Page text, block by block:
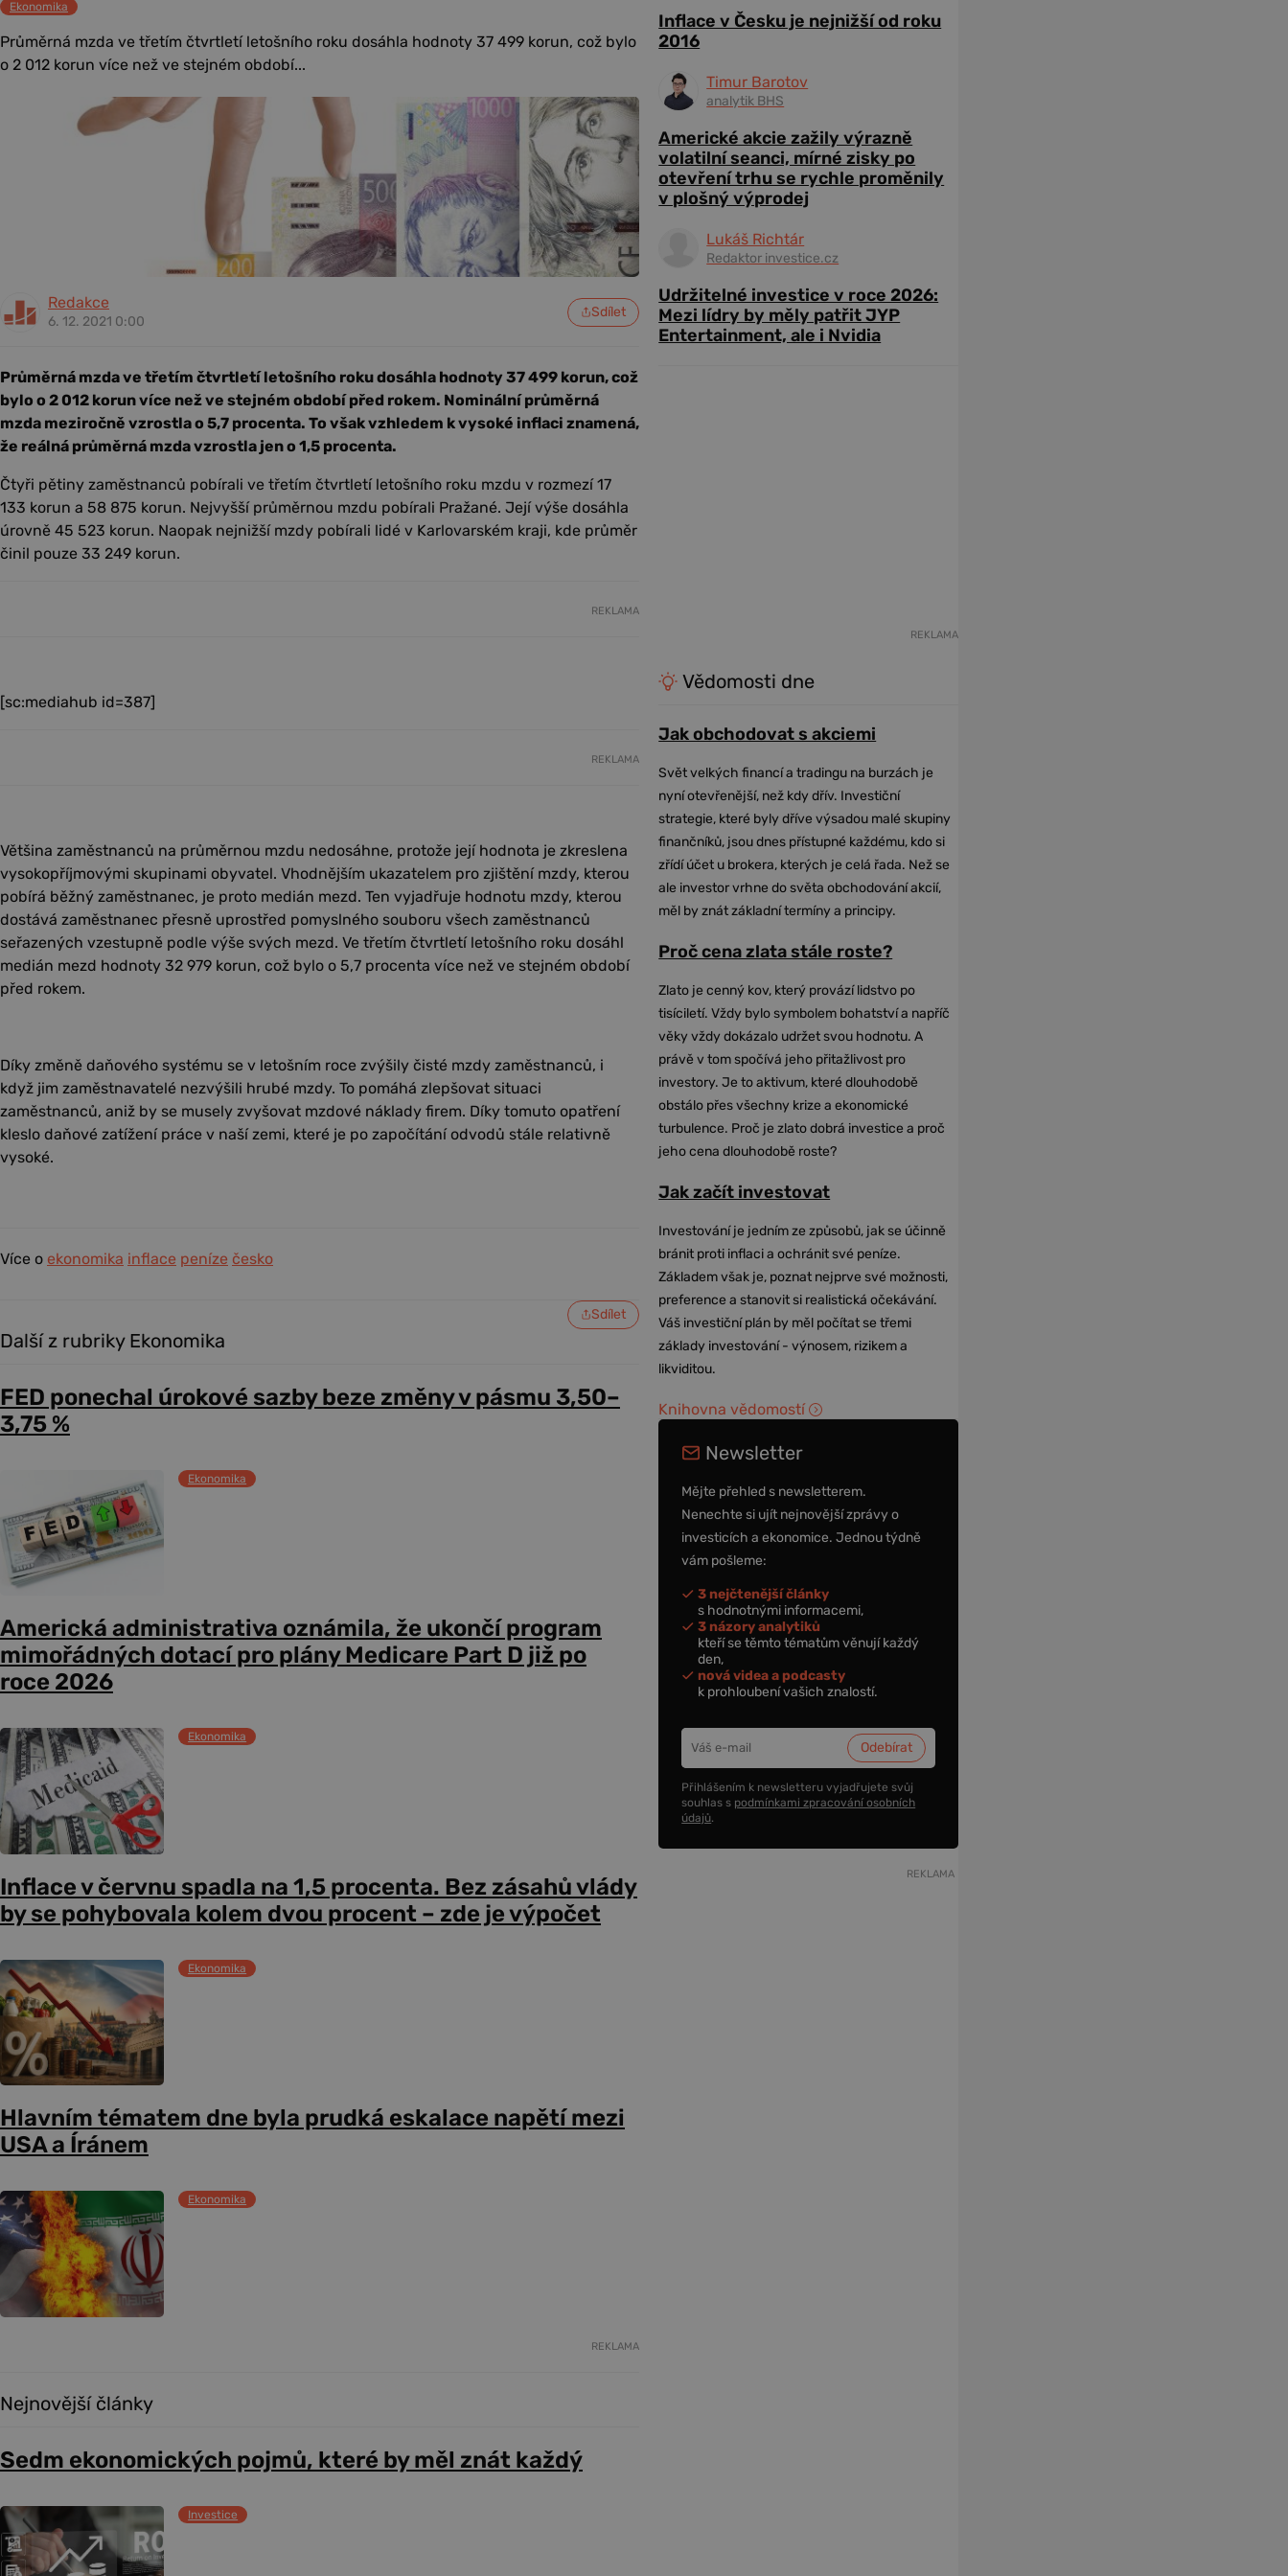
Ekonomika
Průměrná mzda ve třetím čtvrtletí letošního roku dosáhla hodnoty 37 499 korun, což bylo
o 2 012 korun více než ve stejném období...
Redakce
6. 12. 2021 0:00
Sdílet
Průměrná mzda ve třetím čtvrtletí letošního roku dosáhla hodnoty 37 499 korun, což
bylo o 2 012 korun více než ve stejném období před rokem. Nominální průměrná
mzda meziročně vzrostla o 5,7 procenta. To však vzhledem k vysoké inflaci znamená,
že reálná průměrná mzda vzrostla jen o 1,5 procenta.
Čtyři pětiny zaměstnanců pobírali ve třetím čtvrtletí letošního roku mzdu v rozmezí 17
133 korun a 58 875 korun. Nejvyšší průměrnou mzdu pobírali Pražané. Její výše dosáhla
úrovně 45 523 korun. Naopak nejnižší mzdy pobírali lidé v Karlovarském kraji, kde průměr
činil pouze 33 249 korun.
REKLAMA
[sc:mediahub id=387]
REKLAMA
Většina zaměstnanců na průměrnou mzdu nedosáhne, protože její hodnota je zkreslena
vysokopříjmovými skupinami obyvatel. Vhodnějším ukazatelem pro zjištění mzdy, kterou
pobírá běžný zaměstnanec, je proto medián mezd. Ten vyjadřuje hodnotu mzdy, kterou
dostává zaměstnanec přesně uprostřed pomyslného souboru všech zaměstnanců
seřazených vzestupně podle výše svých mezd. Ve třetím čtvrtletí letošního roku dosáhl
medián mezd hodnoty 32 979 korun, což bylo o 5,7 procenta více než ve stejném období
před rokem.
Díky změně daňového systému se v letošním roce zvýšily čisté mzdy zaměstnanců, i
když jim zaměstnavatelé nezvýšili hrubé mzdy. To pomáhá zlepšovat situaci
zaměstnanců, aniž by se musely zvyšovat mzdové náklady firem. Díky tomuto opatření
kleslo daňové zatížení práce v naší zemi, které je po započítání odvodů stále relativně
vysoké.
Více o ekonomika inflace peníze česko
Sdílet
Další z rubriky Ekonomika
FED ponechal úrokové sazby beze změny v pásmu 3,50–
3,75 %
Ekonomika
Americká administrativa oznámila, že ukončí program
mimořádných dotací pro plány Medicare Part D již po
roce 2026
Ekonomika
Inflace v červnu spadla na 1,5 procenta. Bez zásahů vlády
by se pohybovala kolem dvou procent – zde je výpočet
Ekonomika
Hlavním tématem dne byla prudká eskalace napětí mezi
USA a Íránem
Ekonomika
REKLAMA
Nejnovější články
Sedm ekonomických pojmů, které by měl znát každý
Investice
Inflace v Česku je nejnižší od roku
2016
Timur Barotov
analytik BHS
Americké akcie zažily výrazně
volatilní seanci, mírné zisky po
otevření trhu se rychle proměnily
v plošný výprodej
Lukáš Richtár
Redaktor investice.cz
Udržitelné investice v roce 2026:
Mezi lídry by měly patřit JYP
Entertainment, ale i Nvidia
REKLAMA
Vědomosti dne
Jak obchodovat s akciemi
Svět velkých financí a tradingu na burzách je
nyní otevřenější, než kdy dřív. Investiční
strategie, které byly dříve výsadou malé skupiny
finančníků, jsou dnes přístupné každému, kdo si
zřídí účet u brokera, kterých je celá řada. Než se
ale investor vrhne do světa obchodování akcií,
měl by znát základní termíny a principy.
Proč cena zlata stále roste?
Zlato je cenný kov, který provází lidstvo po
tisíciletí. Vždy bylo symbolem bohatství a napříč
věky vždy dokázalo udržet svou hodnotu. A
právě v tom spočívá jeho přitažlivost pro
investory. Je to aktivum, které dlouhodobě
obstálo přes všechny krize a ekonomické
turbulence. Proč je zlato dobrá investice a proč
jeho cena dlouhodobě roste?
Jak začít investovat
Investování je jedním ze způsobů, jak se účinně
bránit proti inflaci a ochránit své peníze.
Základem však je, poznat nejprve své možnosti,
preference a stanovit si realistická očekávání.
Váš investiční plán by měl počítat se třemi
základy investování - výnosem, rizikem a
likviditou.
Knihovna vědomostí
Newsletter
Mějte přehled s newsletterem.
Nenechte si ujít nejnovější zprávy o
investicích a ekonomice. Jednou týdně
vám pošleme:
3 nejčtenější články
s hodnotnými informacemi,
3 názory analytiků
kteří se těmto tématům věnují každý
den,
nová videa a podcasty
k prohloubení vašich znalostí.
Přihlášením k newsletteru vyjadřujete svůj
souhlas s podmínkami zpracování osobních
údajů.
REKLAMA